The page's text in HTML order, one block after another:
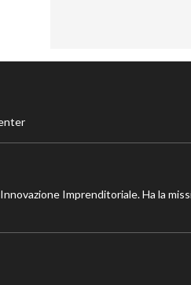
Imprenditoriale. Ha la